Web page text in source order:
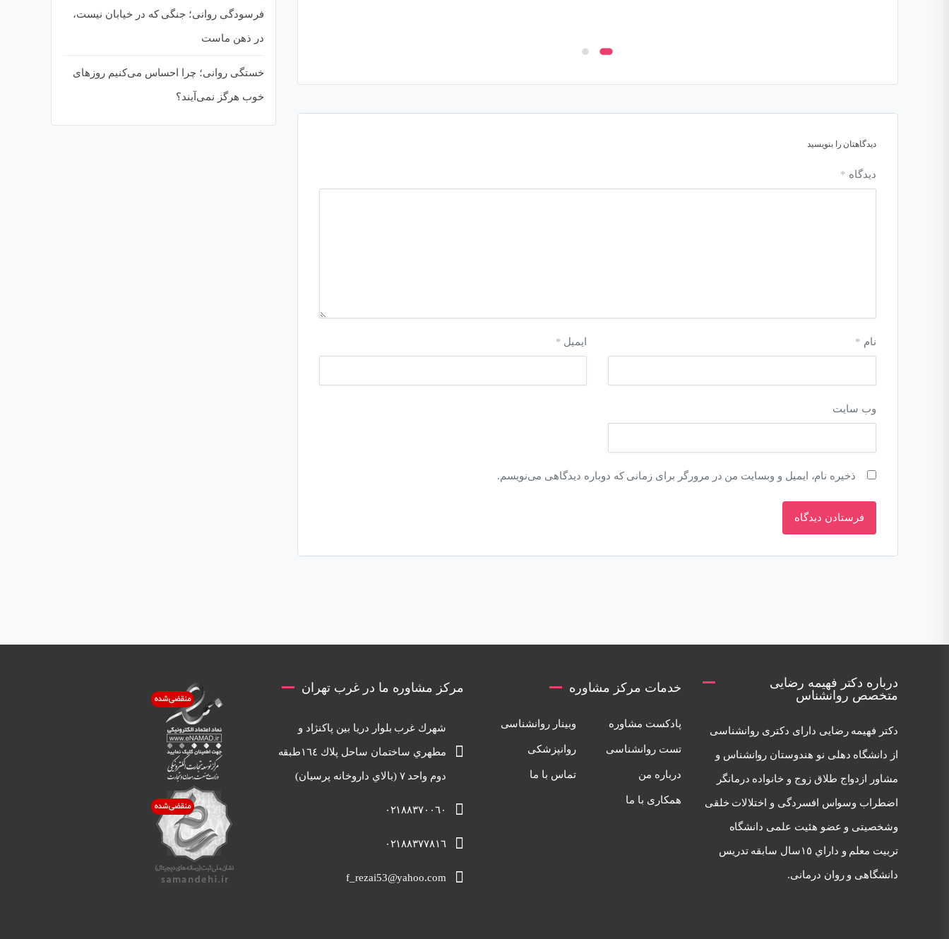
دیدگاهتان را بنویسید
دیدگاه *
نام * ایمیل *
وب‌ سایت
ذخیره نام، ایمیل و وبسایت من در مرورگر برای زمانی که دوباره دیدگاهی می‌نویسم.
فرسودگی روانی؛ جنگی که در خیابان نیست،
در ذهن ماست
خستگی روانی؛ چرا احساس می‌کنیم روزهای
خوب هرگز نمی‌آیند؟
درباره دکتر فهیمه رضایی
متخصص روانشناس
دكتر فهيمه رضايی دارای دكتری روانشناسی
از دانشگاه دهلی نو هندوستان روانشناس و
مشاور ازدواج طلاق زوج و خانواده درمانگر
اضطراب وسواس افسردگی و اختلالات خلقی
وشخصيتی و عضو هئيت علمی دانشگاه
تربيت معلم و داراي ١٥سال سابقه تدريس
دانشگاهی و روان درمانی.
خدمات مرکز مشاوره
پادکست مشاوره وبینار روانشناسی
تست روانشناسی روانپزشکی
درباره من تماس با ما
همکاری با ما
مرکز مشاوره ما در غرب تهران
شهرك غرب بلوار دريا بين پاكنژاد و
مطهري ساختمان ساحل پلاك ١٦٤طبقه
دوم واحد ٧ (بالاي داروخانه پرسيان)
٠٢١٨٨٣٧٠٠٦٠
٠٢١٨٨٣٧٧٨١٦
f_rezai53@yahoo.com